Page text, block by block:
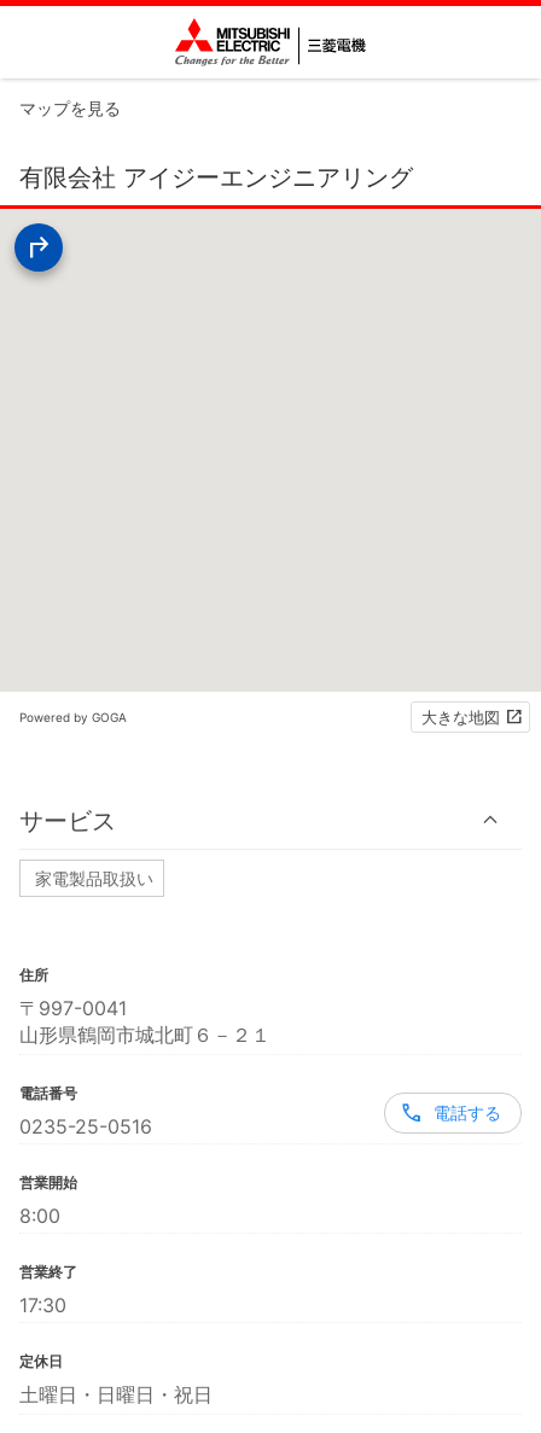
マップを見る
有限会社 アイジーエンジニアリング
Powered by GOGA 大きな地図
サービス
家電製品取扱い
住所
〒997-0041
山形県鶴岡市城北町６－２１
電話番号
0235-25-0516
電話する
営業開始
8:00
営業終了
17:30
定休日
土曜日・日曜日・祝日